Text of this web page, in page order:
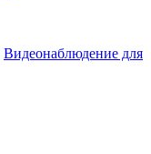
Видеонаблюдение для